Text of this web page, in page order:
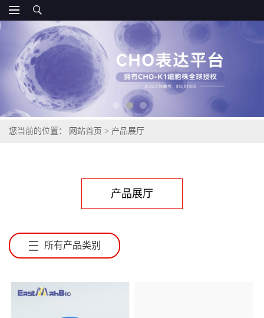
您当前的位置： 网站首页 > 产品展厅
产品展厅
所有产品类别